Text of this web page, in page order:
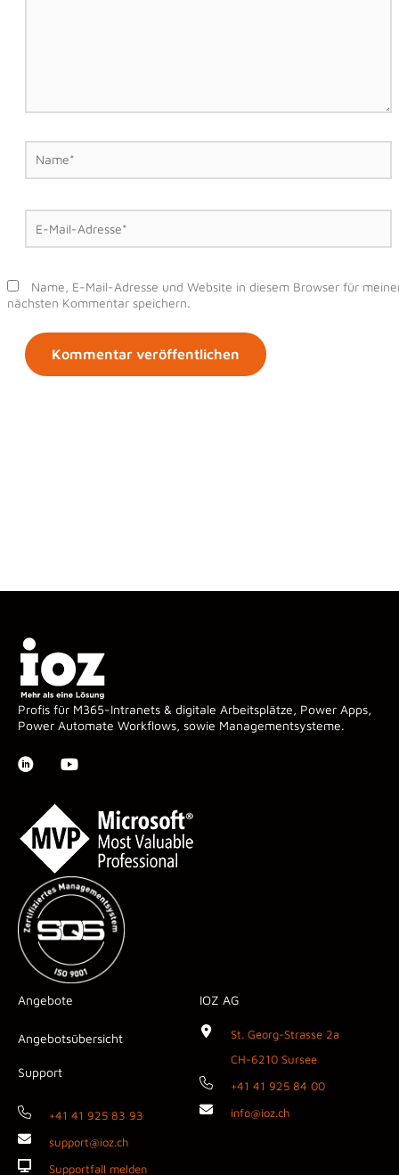
Name*
E-
Mail-
Adresse*
Name, E-Mail-Adresse und Website in diesem Browser für
nächsten Kommentar speichern.
Profis für M365-Intranets & digitale Arbeitsplätze, Power Apps,
Power Automate Workflows, sowie Managementsysteme.
Angebote
Angebotsübersicht
Support
+41 41 925 83 93
support@ioz.ch
Supportfall melden
IOZ AG
St. Georg-Strasse 2a
CH-6210 Sursee
+41 41 925 84 00
info@ioz.ch